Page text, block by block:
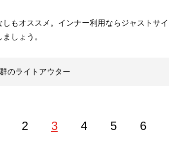
もオススメ。インナー利用ならジャストサ
しょう。
のライトアウター
2 3 4 5 6